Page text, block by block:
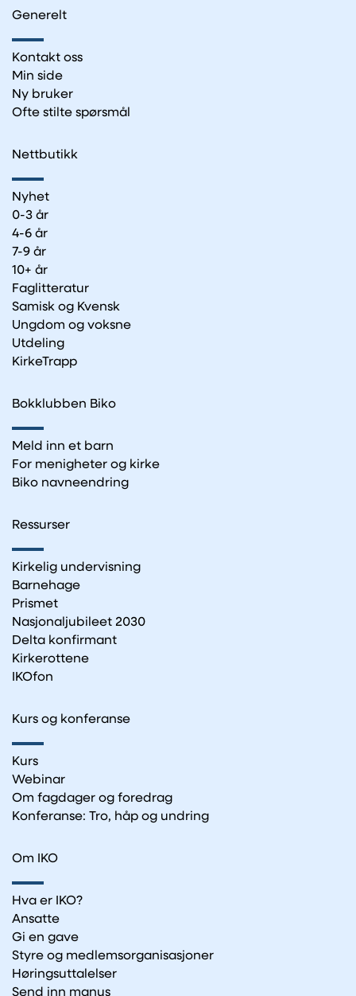
Generelt
Kontakt oss
Min side
Ny bruker
Ofte stilte spørsmål
Nettbutikk
Nyhet
0-3 år
4-6 år
7-9 år
10+ år
Faglitteratur
Samisk og Kvensk
Ungdom og voksne
Utdeling
KirkeTrapp
Bokklubben Biko
Meld inn et barn
For menigheter og kirke
Biko navneendring
Ressurser
Kirkelig undervisning
Barnehage
Prismet
Nasjonaljubileet 2030
Delta konfirmant
Kirkerottene
IKOfon
Kurs og konferanse
Kurs
Webinar
Om fagdager og foredrag
Konferanse: Tro, håp og undring
Om IKO
Hva er IKO?
Ansatte
Gi en gave
Styre og medlemsorganisasjoner
Høringsuttalelser
Send inn manus